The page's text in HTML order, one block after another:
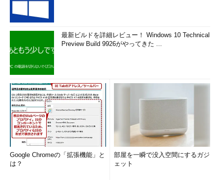
最新ビルドを詳細レビュー！ Windows 10 Technical
Preview Build 9926がやってきた ...
Google Chromeの「拡張機能」と
は？
部屋を一瞬で没入空間にするガジ
ェット